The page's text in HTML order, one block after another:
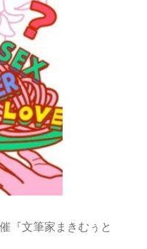
『文筆家まきむぅと